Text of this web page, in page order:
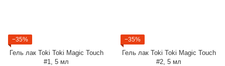
−35%
Гель лак Toki Toki Magic Touch
#1, 5 мл
−35%
Гель лак Toki Toki Magic Touch
#2, 5 мл